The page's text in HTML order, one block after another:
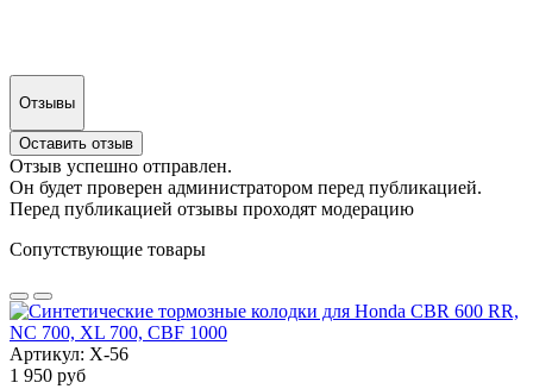
Отзывы
Оставить отзыв
Отзыв успешно отправлен.
Он будет проверен администратором перед публикацией.
Перед публикацией отзывы проходят модерацию
Сопутствующие товары
Артикул: X-56
1 950 руб